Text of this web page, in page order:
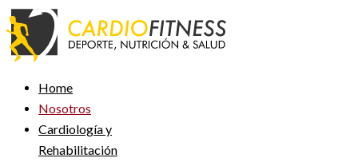
Home
Nosotros
Cardiología y
Rehabilitación